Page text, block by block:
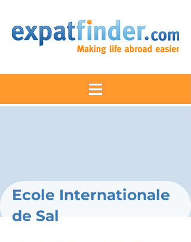
Ecole Internationale
de Sal